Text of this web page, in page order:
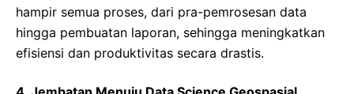
hampir semua proses, dari pra-pemrosesan data
hingga pembuatan laporan, sehingga meningkatkan
efisiensi dan produktivitas secara drastis.